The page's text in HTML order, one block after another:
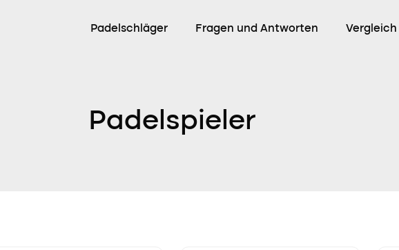
Padelschläger Fragen und Antworten Vergleich
Padelspieler